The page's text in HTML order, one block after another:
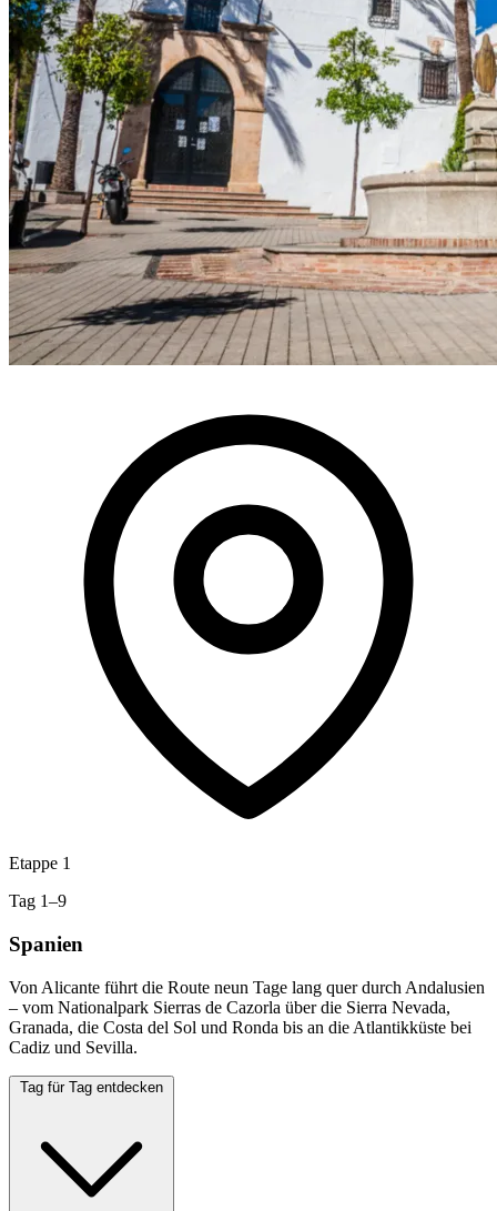
Etappe 1
Tag 1–9
Spanien
Von Alicante führt die Route neun Tage lang quer durch Andalusien
– vom Nationalpark Sierras de Cazorla über die Sierra Nevada,
Granada, die Costa del Sol und Ronda bis an die Atlantikküste bei
Cadiz und Sevilla.
Tag für Tag entdecken